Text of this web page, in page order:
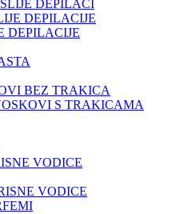
DEPILACI
DEPILACIJE
DEPILACIJE
BEZ TRAKICA
S TRAKICAMA
VODICE
VODICE